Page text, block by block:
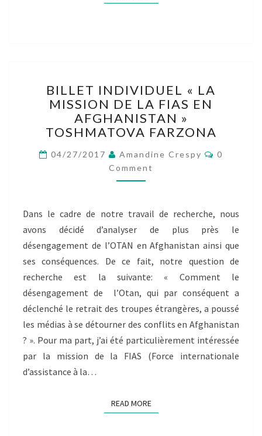
INDIVIDUEL
« LA
MISSION
DE
FIAS
EN
AFGHANISTAN »
BILLET INDIVIDUEL « LA
MISSION DE LA FIAS EN
AFGHANISTAN »
TOSHMATOVA FARZONA
04/27/2017 Amandine Crespy
0
Comment
Dans le cadre de notre travail de recherche, nous
avons décidé d’analyser de plus près le
désengagement de l’OTAN en Afghanistan ainsi que
ses conséquences. De ce fait, notre question de
recherche est la suivante: « Comment le
désengagement de l’Otan, qui par conséquent a
déclenché le retrait des troupes étrangères, a poussé
les médias à se détourner des conflits en Afghanistan
? ». Pour ma part, j’ai été particulièrement intéressée
par la mission de la FIAS (Force internationale
d’assistance à la…
READ MOREREAD MORE